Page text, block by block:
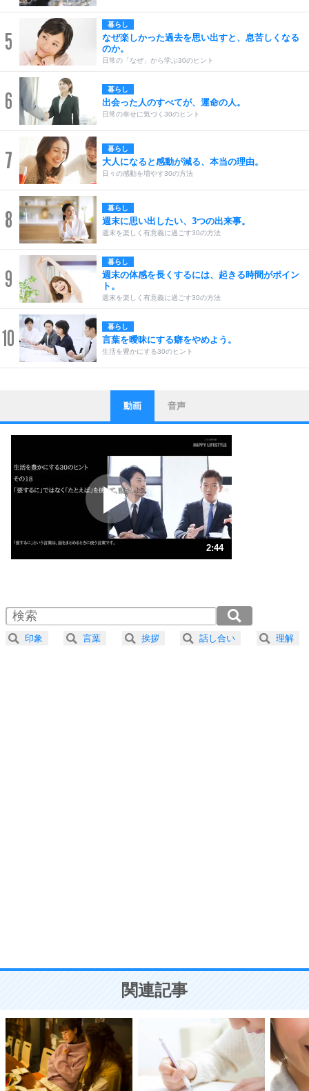
5
暮らし
なぜ楽しかった過去を思い出すと、息苦しくなる
のか。
日常の「なぜ」から学ぶ30のヒント
6 暮らし
出会った人のすべてが、運命の人。
日常の幸せに気づく30のヒント
7 暮らし
大人になると感動が減る、本当の理由。
日々の感動を増やす30の方法
8 暮らし
週末に思い出したい、3つの出来事。
週末を楽しく有意義に過ごす30の方法
9
暮らし
週末の体感を長くするには、起きる時間がポイン
ト。
週末を楽しく有意義に過ごす30の方法
10 暮らし
言葉を曖昧にする癖をやめよう。
生活を豊かにする30のヒント
1
ストレス対策
他人と比べない。
いっそのこと、他人を見ない。
いらいらしない人になる30の方法
プラス思考
ポジティブになれない原因は、行動しないから。
ポジティブ思考になる30の方法
ストレス対策
人生、なんとかなるもの。
気楽に生きる30の方法
4 器の大きい人は、怒りを優しさで表現する。
プラス思考
ことが大切。
動画 音声
2:44
2.0倍速 （322KB 1分22秒）
2.5倍速 （258KB 1分5秒）
3.0倍速 （215KB 54秒）
印象 言葉 挨拶 話し合い 理解
関連記事